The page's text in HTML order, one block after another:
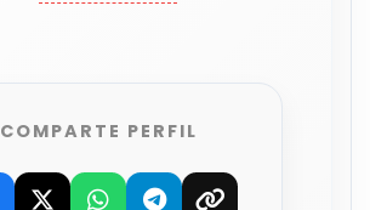
COMPARTE PERFIL